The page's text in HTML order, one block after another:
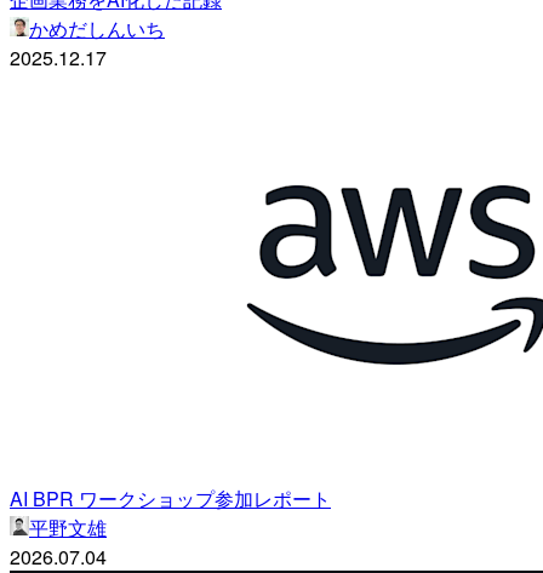
かめだしんいち
2025.12.17
AI BPR ワークショップ参加レポート
平野文雄
2026.07.04